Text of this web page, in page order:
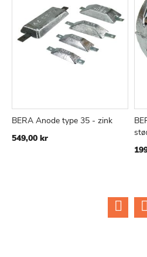
BERA Anode type 35 - zink
549,00 kr